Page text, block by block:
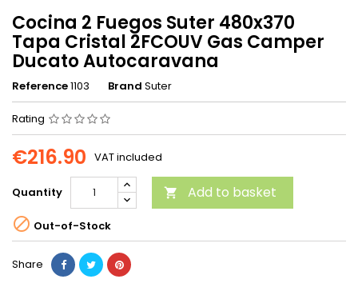
Cocina 2 Fuegos Suter 480x370
Tapa Cristal 2FCOUV Gas Camper
Ducato Autocaravana
Reference1103 Brand Suter
Rating
€216.90 VAT included
Quantity  Add to basket
 Out-of-Stock
Share